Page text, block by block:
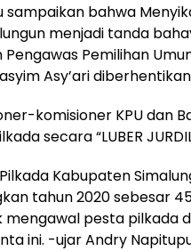
sampaikan bahwa
menjadi tanda
Pengawas Pemilihan
Asy’ari
komisioner KPU dan
secara “LUBER
Kabupaten
tahun 2020 sebesar
mengawal pesta pilkada
ini. -ujar Andry